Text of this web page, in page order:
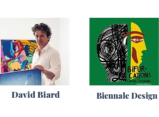
David Biard Biennale Design